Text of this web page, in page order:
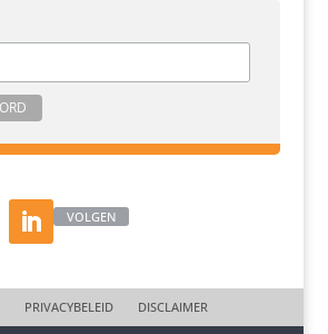
VOLGEN
PRIVACYBELEID DISCLAIMER